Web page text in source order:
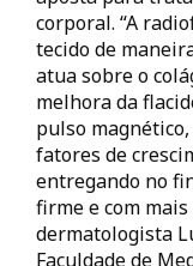
corporal. “A
tecido de
atua sobre o
melhora da
pulso
fatores de
entregando no
firme e com
dermatologista
Faculdade de